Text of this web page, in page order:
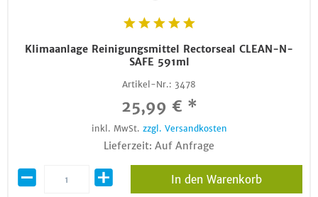
Klimaanlage Reinigungsmittel Rectorseal CLEAN-N-
SAFE 591ml
Artikel-Nr.: 3478
25,99 € *
inkl. MwSt. zzgl. Versandkosten
Lieferzeit: Auf Anfrage
In den Warenkorb